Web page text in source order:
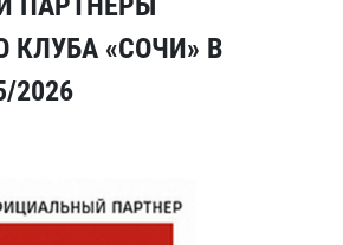
КЛУБА «СОЧИ» В
2026